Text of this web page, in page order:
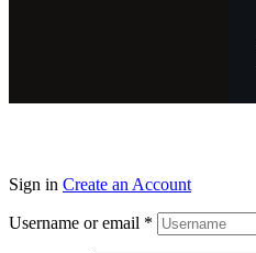
Sign in Create an Account
Username or email *